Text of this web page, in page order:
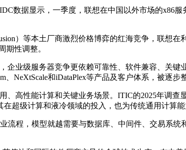
数据显示，一季度，联想在中国以外市场的x86服
）等本土厂商激烈价格博弈的红海竞争，联想
期性调整。
业级服务器竞争更依赖可靠性、软件兼容、关
NeXtScale和iDataPlex等产品及客户体系，被逐步
高性能计算和关键业务场景。ITIC的2025年调查
超级计算和液冷领域的投入，也为传统通用计算
程，模型就越需要与数据库、中间件、交易系